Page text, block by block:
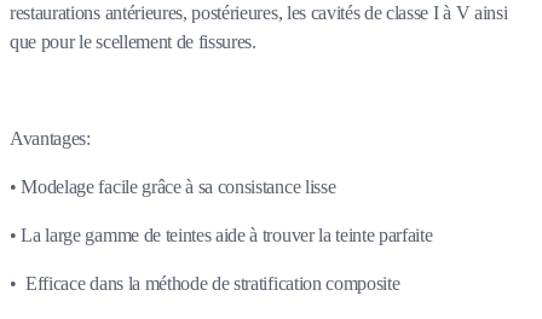
restaurations antérieures, postérieures, les cavités de classe I à V ainsi
que pour le scellement de fissures.
Avantages:
• Modelage facile grâce à sa consistance lisse
• La large gamme de teintes aide à trouver la teinte parfaite
• Efficace dans la méthode de stratification composite